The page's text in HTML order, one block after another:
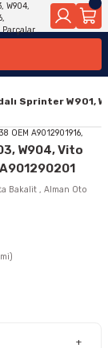
Buji Kablosu
Sprinter W901,
W904, Vito
Bakalit , Alman Oto
+